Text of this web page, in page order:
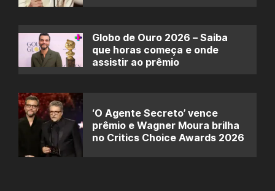
Globo de Ouro 2026 – Saiba
que horas começa e onde
assistir ao prêmio
‘O Agente Secreto’ vence
prêmio e Wagner Moura brilha
no Critics Choice Awards 2026